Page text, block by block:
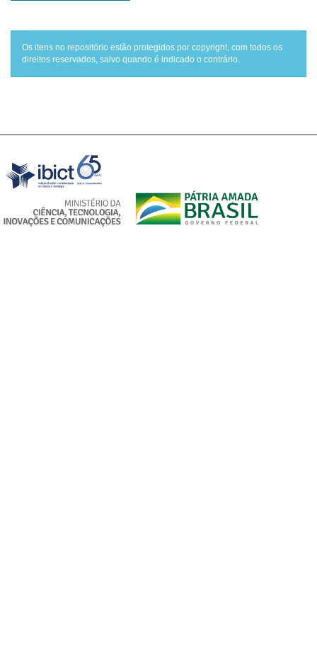
Os itens no repositório estão protegidos por copyright, com todos os
direitos reservados, salvo quando é indicado o contrário.